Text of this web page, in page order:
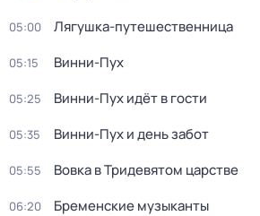
05:00 Лягушка-путешественница
05:15 Винни-Пух
05:25 Винни-Пух идёт в гости
05:35 Винни-Пух и день забот
05:55 Вовка в Тридевятом царстве
06:20 Бременские музыканты